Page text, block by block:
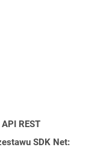
REST
SDK Net: